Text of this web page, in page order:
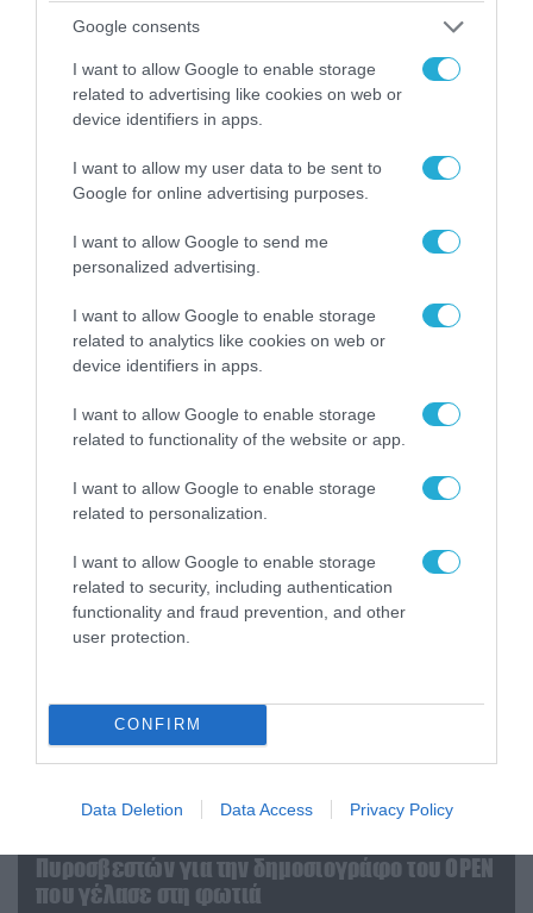
Google consents
I want to allow Google to enable storage
related to advertising like cookies on web or
device identifiers in apps.
I want to allow my user data to be sent to
Google for online advertising purposes.
I want to allow Google to send me
personalized advertising.
I want to allow Google to enable storage
related to analytics like cookies on web or
device identifiers in apps.
I want to allow Google to enable storage
related to functionality of the website or app.
I want to allow Google to enable storage
related to personalization.
I want to allow Google to enable storage
related to security, including authentication
functionality and fraud prevention, and other
user protection.
CONFIRM
Data Deletion Data Access Privacy Policy
«Οι εντελώς αθώοι»: Η ανάρτηση του Αρκά για
τα ζώα που χάθηκαν στις πυρκαγιές της
Αττικής (φωτο)
04.08.2026 | 15:02
Αυτή την ώρα το τελευταίο «αντίο» στον πρώην
04.08.2026 | 13:02
Πυροσβεστών για την δημοσιογράφο του OPEN
που γέλασε στη φωτιά